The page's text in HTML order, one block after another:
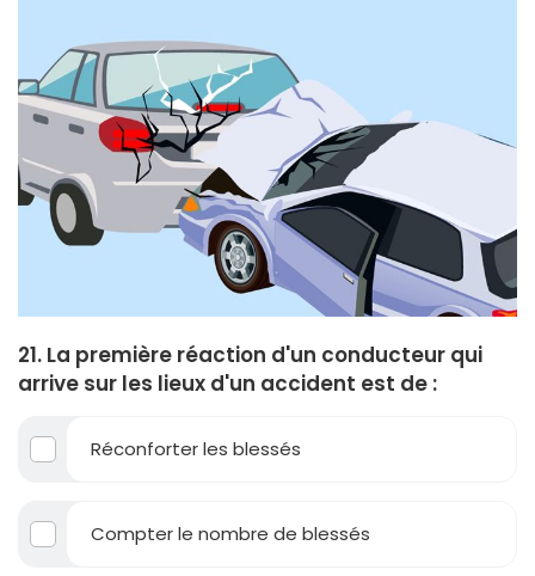
21. La première réaction d'un conducteur qui
arrive sur les lieux d'un accident est de :
Réconforter les blessés
Compter le nombre de blessés